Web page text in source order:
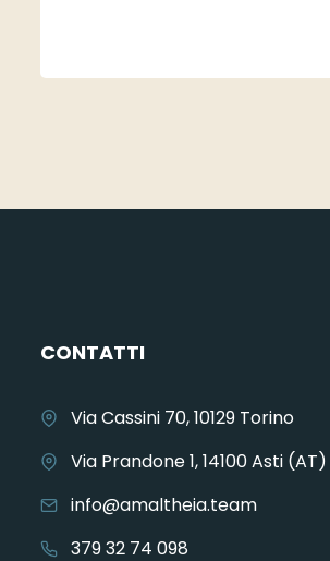
CONTATTI
Via Cassini 70, 10129 Torino
Via Prandone 1, 14100 Asti (AT)
info@amaltheia.team
379 32 74 098